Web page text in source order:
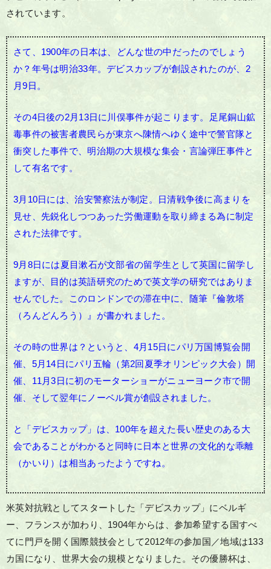
されています。
さて、1900年の日本は、どんな世の中だったのでしょう
か？ 年号は明治33年。デビスカップが創設されたのが、2
月9日。
その4日後の2月13日に川俣事件が起こります。足尾銅山鉱
毒事件の被害者農民らが東京へ陳情へゆく途中で警官隊と
衝突した事件で、明治期の大規模な集会・言論弾圧事件と
して有名です。
3月10日には、治安警察法が制定。日清戦争後に高まりを
見せ、先鋭化しつつあった労働運動を取り締まる為に制定
された法律です。
9月8日には夏目漱石が文部省の留学生として英国に留学し
ますが、目的は英語研究のためで英文学の研究ではありま
せんでした。このロンドンでの滞在中に、随筆『倫敦塔
（ろんどんろう）』が書かれました。
その時の世界は？というと、4月15日にパリ万国博覧会開
催、5月14日にパリ五輪（第2回夏季オリンピック大会）開
催、11月3日に初のモーターショーがニューヨーク市で開
催、そして翌年にノーベル賞が創設されました。
と「デビスカップ」は、100年を超えた長い歴史のある大
会であることがわかると同時に日本と世界の文化的な乖離
（かいり）は相当あったようですね。
米英対抗戦としてスタートした「デビスカップ」にベルギ
ー、フランスが加わり、1904年からは、参加希望する国すべ
てに門戸を開く国際競技会として2012年の参加国／地域は133
カ国になり、世界大会の規模となりました。その優勝杯は、